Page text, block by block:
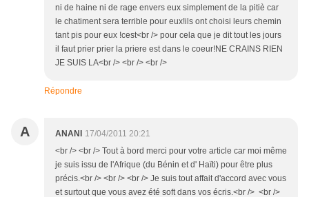
ni de haine ni de rage envers eux simplement de la pitiè car
le chatiment sera terrible pour eux!ils ont choisi leurs chemin
tant pis pour eux !cest<br /> pour cela que je dit tout les jours
il faut prier prier la priere est dans le coeur!NE CRAINS RIEN
JE SUIS LA<br /> <br /> <br />
Répondre
A ANANI
17/04/2011 20:21
<br /> <br /> Tout à bord merci pour votre article car moi même
je suis issu de l'Afrique (du Bénin et d' Haïti) pour être plus
précis.<br /> <br /> <br /> Je suis tout affait d'accord avec vous
et surtout que vous avez été soft dans vos écris.<br /> <br />